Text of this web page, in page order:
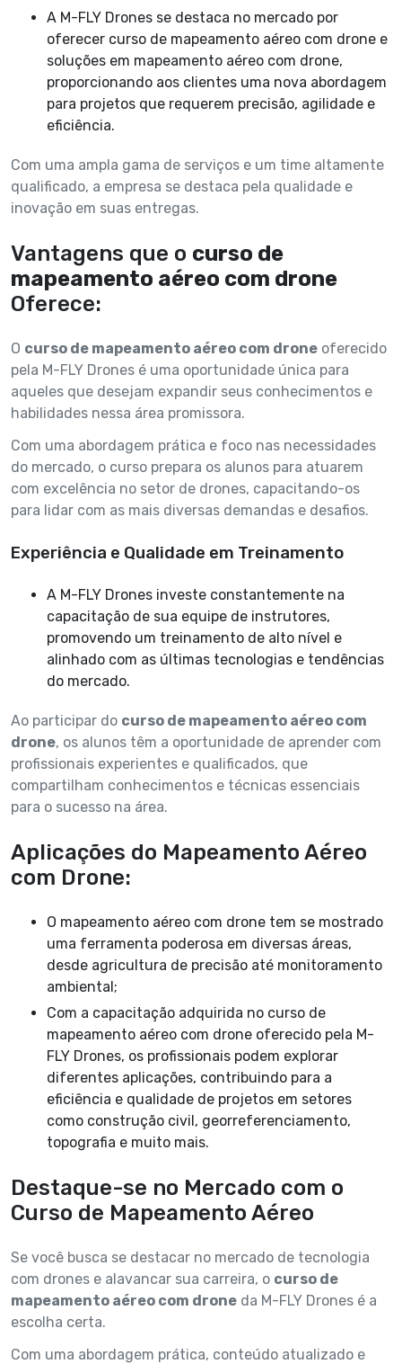
A M-FLY Drones se destaca no mercado por
oferecer curso de mapeamento aéreo com drone e
soluções em mapeamento aéreo com drone,
proporcionando aos clientes uma nova abordagem
para projetos que requerem precisão, agilidade e
eficiência.
Com uma ampla gama de serviços e um time altamente
qualificado, a empresa se destaca pela qualidade e
inovação em suas entregas.
Vantagens que o curso de
mapeamento aéreo com drone
Oferece:
O curso de mapeamento aéreo com drone oferecido
pela M-FLY Drones é uma oportunidade única para
aqueles que desejam expandir seus conhecimentos e
habilidades nessa área promissora.
Com uma abordagem prática e foco nas necessidades
do mercado, o curso prepara os alunos para atuarem
com excelência no setor de drones, capacitando-os
para lidar com as mais diversas demandas e desafios.
Experiência e Qualidade em Treinamento
A M-FLY Drones investe constantemente na
capacitação de sua equipe de instrutores,
promovendo um treinamento de alto nível e
alinhado com as últimas tecnologias e tendências
do mercado.
Ao participar do curso de mapeamento aéreo com
drone, os alunos têm a oportunidade de aprender com
profissionais experientes e qualificados, que
compartilham conhecimentos e técnicas essenciais
para o sucesso na área.
Aplicações do Mapeamento Aéreo
com Drone:
O mapeamento aéreo com drone tem se mostrado
uma ferramenta poderosa em diversas áreas,
desde agricultura de precisão até monitoramento
ambiental;
Com a capacitação adquirida no curso de
mapeamento aéreo com drone oferecido pela M-
FLY Drones, os profissionais podem explorar
diferentes aplicações, contribuindo para a
eficiência e qualidade de projetos em setores
como construção civil, georreferenciamento,
topografia e muito mais.
Destaque-se no Mercado com o
Curso de Mapeamento Aéreo
Se você busca se destacar no mercado de tecnologia
com drones e alavancar sua carreira, o curso de
mapeamento aéreo com drone da M-FLY Drones é a
escolha certa.
Com uma abordagem prática, conteúdo atualizado e